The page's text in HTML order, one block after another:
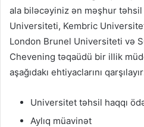
ala biləcəyiniz ən məşhur
Universiteti, Kembric
London Brunel Universiteti və
Chevening təqaüdü bir illik
aşağıdakı ehtiyaclarını
Universitet təhsil haqqı
Aylıq müavinət